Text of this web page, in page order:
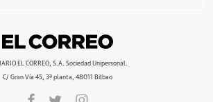
EL CORREO, S.A. Sociedad Unipersonal.
C/ Gran Vía 45, 3ª planta, 48011 Bilbao